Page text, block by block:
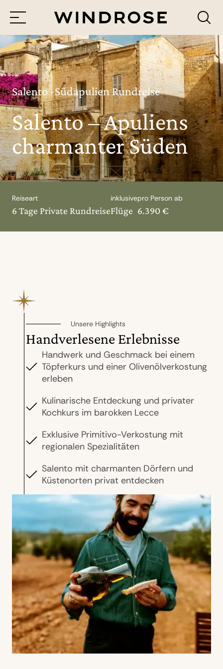
Menü
Reiseziele
Reisethemen
Jetzt Anfrage senden
Salento -Südapulien Rundreise
Salento – Apuliens
charmanter Süden
Reiseart
6 Tage Private Rundreise
inklusive
Flüge
pro Person ab
6.390 €
Unsere Highlights
Handverlesene Erlebnisse
Handwerk und Geschmack bei einem
Töpferkurs und einer Olivenölverkostung
erleben
Kulinarische Entdeckung und privater
Kochkurs im barokken Lecce
Exklusive Primitivo-Verkostung mit
regionalen Spezialitäten
Salento mit charmanten Dörfern und
Küstenorten privat entdecken